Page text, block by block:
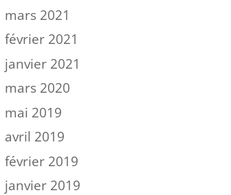
mars 2021
février 2021
janvier 2021
mars 2020
mai 2019
avril 2019
février 2019
janvier 2019